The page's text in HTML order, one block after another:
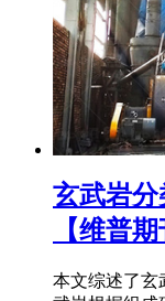
玄武岩
【维普
本文综述了玄